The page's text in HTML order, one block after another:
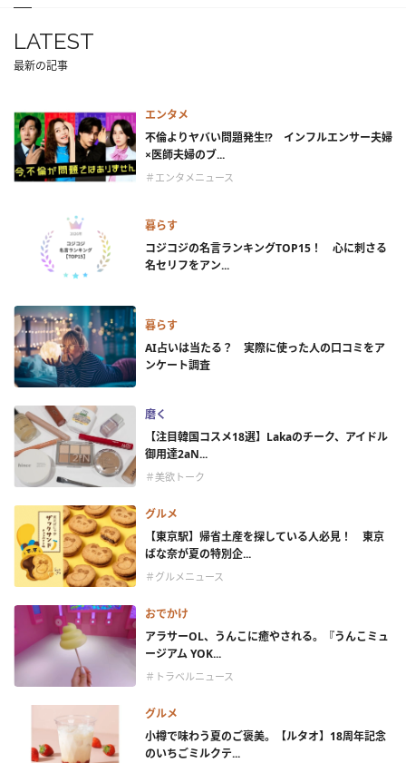
LATEST
最新の記事
エンタメ
不倫よりヤバい問題発生!? インフルエンサー夫婦
×医師夫婦のブ...
＃エンタメニュース
暮らす
コジコジの名言ランキングTOP15！ 心に刺さる
名セリフをアン...
暮らす
AI占いは当たる？ 実際に使った人の口コミをア
ンケート調査
磨く
【注目韓国コスメ18選】Lakaのチーク、アイドル
御用達2aN...
＃美欲トーク
グルメ
【東京駅】帰省土産を探している人必見！ 東京
ばな奈が夏の特別企...
＃グルメニュース
おでかけ
アラサーOL、うんこに癒やされる。『うんこミュ
ージアム YOK...
＃トラベルニュース
グルメ
小樽で味わう夏のご褒美。【ルタオ】18周年記念
のいちごミルクテ...